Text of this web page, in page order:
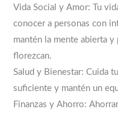
Vida Social y Amor: Tu
conocer a personas con
mantén la mente abierta
florezcan.
Salud y Bienestar: Cuida
suficiente y mantén un
Finanzas y Ahorro: